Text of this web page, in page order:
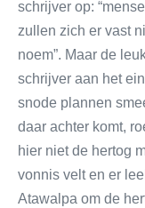
schrijver op:
zullen zich er vast
noem”. Maar de
schrijver aan het
snode plannen
daar achter komt,
hier niet de hertog
vonnis velt en er
Atawalpa om de